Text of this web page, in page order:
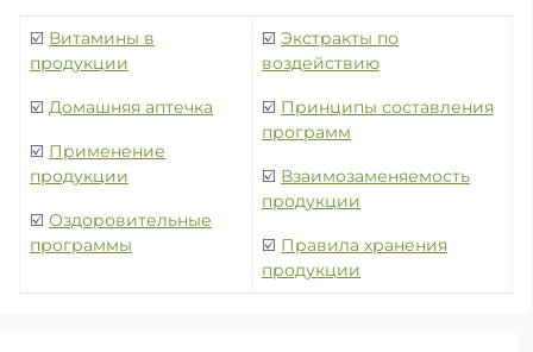
☑️ Витамины в
продукции
☑️ Домашняя аптечка
☑️ Применение
продукции
☑️ Оздоровительные
программы
☑️ Экстракты по
воздействию
☑️ Принципы составления
программ
☑️ Взаимозаменяемость
продукции
☑️ Правила хранения
продукции